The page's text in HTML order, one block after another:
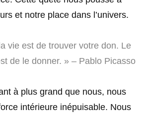
et notre place dans l’univers.
vie est de trouver votre don. Le
de le donner. » – Pablo Picasso
à plus grand que nous, nous
intérieure inépuisable. Nous